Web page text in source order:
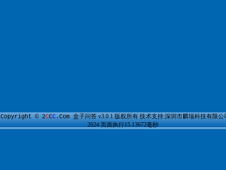
Copyright © 2CCC.Com盒子问答v3.0.1 版权所有 技术支持:深圳市麟瑞科技有限公
2024 页面执行15.13672毫秒